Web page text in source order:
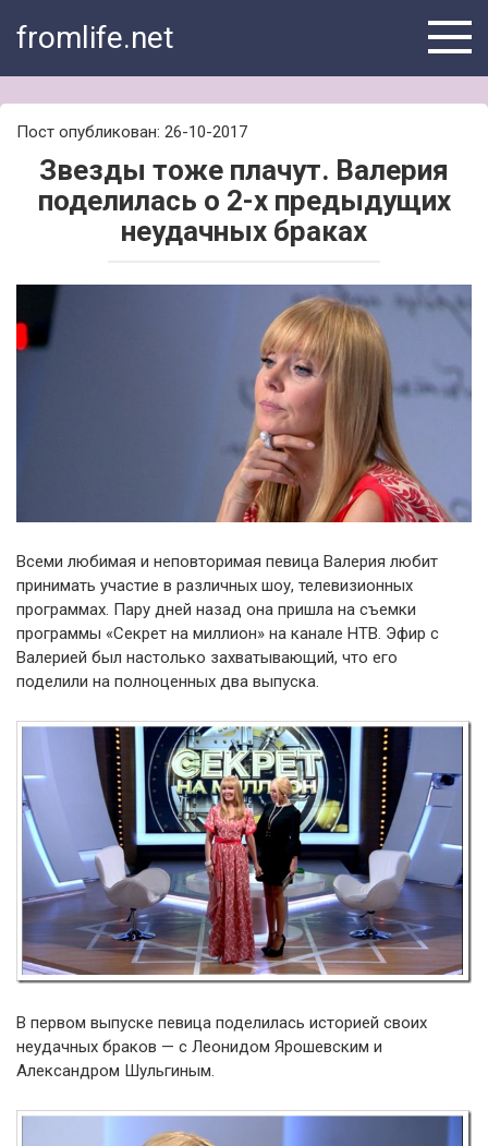
fromlife.net
Пост опубликован: 26-10-2017
Звезды тоже плачут. Валерия
поделилась о 2-х предыдущих
неудачных браках
Всеми любимая и неповторимая певица Валерия любит
принимать участие в различных шоу, телевизионных
программах. Пару дней назад она пришла на съемки
программы «Секрет на миллион» на канале НТВ. Эфир с
Валерией был настолько захватывающий, что его
поделили на полноценных два выпуска.
В первом выпуске певица поделилась историей своих
неудачных браков — с Леонидом Ярошевским и
Александром Шульгиным.